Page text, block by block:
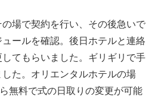
場で契約を行い、その後急いで
ールを確認。後日ホテルと連絡
てもらいました。ギリギリで手
た。オリエンタルホテルの場
無料で式の日取りの変更が可能